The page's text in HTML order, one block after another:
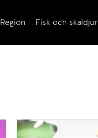
Region Fisk och skaldjur